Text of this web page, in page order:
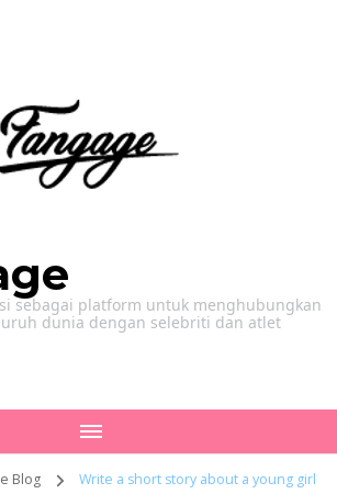
sebagai platform untuk menghubungkan
dunia dengan selebriti dan atlet
Blog
Write a short story about a young girl